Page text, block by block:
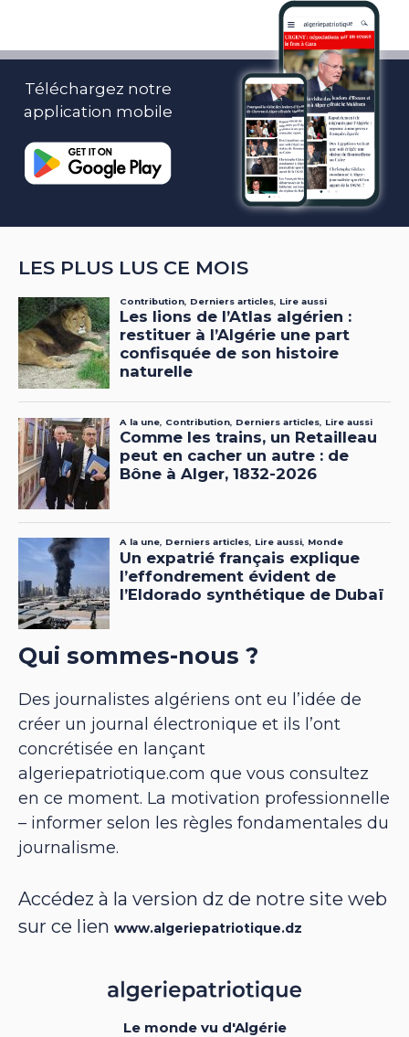
Téléchargez notre
application mobile
LES PLUS LUS CE MOIS
Qui sommes-nous ?
Des journalistes algériens ont eu l’idée de
créer un journal électronique et ils l’ont
concrétisée en lançant
algeriepatriotique.com que vous consultez
en ce moment. La motivation professionnelle
– informer selon les règles fondamentales du
journalisme.
Accédez à la version dz de notre site web
sur ce lien www.algeriepatriotique.dz
Le monde vu d'Algérie